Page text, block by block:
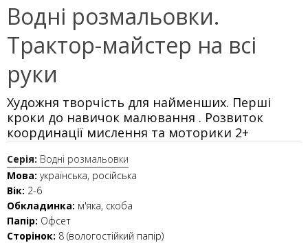
Водні розмальовки.
Трактор-майстер на всі
руки
Художня творчість для найменших. Перші
кроки до навичок малювання . Розвиток
координації мислення та моторики 2+
Серія: Водні розмальовки
Мова: українська, російська
Вік: 2-6
Обкладинка: м'яка, скоба
Папір: Офсет
Сторінок: 8 (вологостійкий папір)